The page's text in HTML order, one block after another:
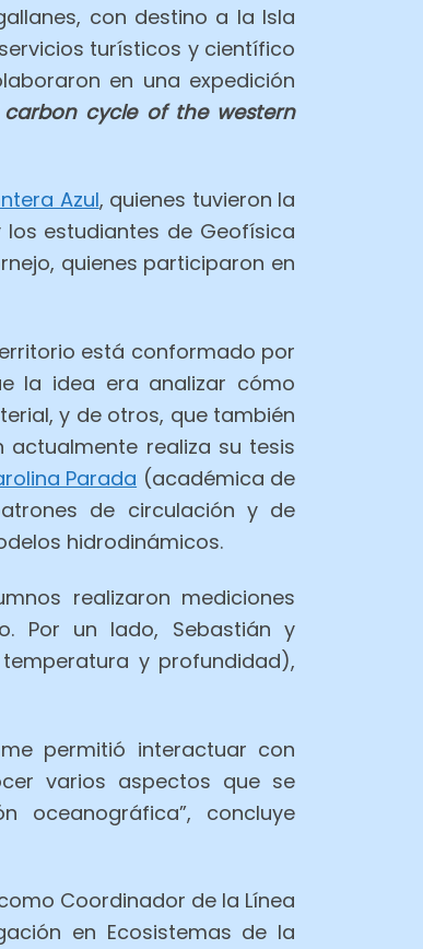
con destino a la Isla
turísticos y científico
en una expedición
cycle of the western
Azul, quienes tuvieron la
los estudiantes de Geofísica
quienes participaron en
está conformado por
la idea era analizar cómo
y de otros, que también
actualmente realiza su tesis
Parada (académica de
de circulación y de
hidrodinámicos.
realizaron mediciones
Por un lado, Sebastián y
y profundidad),
permitió interactuar con
varios aspectos que se
oceanográfica”, concluye
Coordinador de la Línea
en Ecosistemas de la